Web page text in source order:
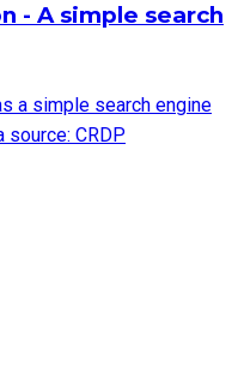
- A simple search
a simple search engine
CRDP